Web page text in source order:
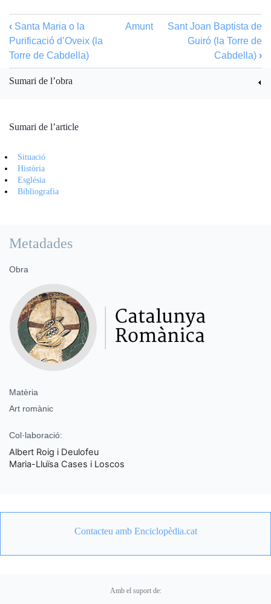
‹ Santa Maria o la
Purificació d’Oveix (la
Torre de Cabdella)
Amunt
Sant Joan Baptista de
Guiró (la Torre de
Cabdella) ›
Sumari de l’obra
Sumari de l’article
Situació
Història
Església
Bibliografia
Metadades
Obra
Matèria
Art romànic
Col·laboració:
Albert Roig i Deulofeu
Maria-Lluïsa Cases i Loscos
Contacteu amb Enciclopèdia.cat
Amb el suport de: